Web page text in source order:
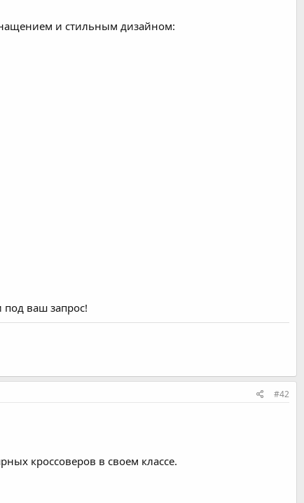
и стильным дизайном:
ваш запрос!
#42
кроссоверов в своем классе.